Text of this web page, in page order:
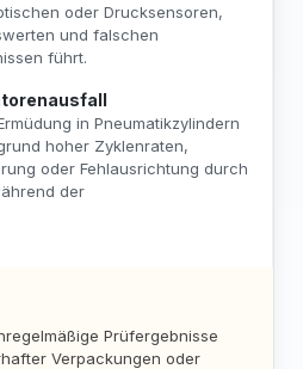
oder Drucksensoren,
und falschen
führt.
in Pneumatikzylindern
hoher Zyklenraten,
oder Fehlausrichtung durch
der
Prüfergebnisse
Verpackungen oder